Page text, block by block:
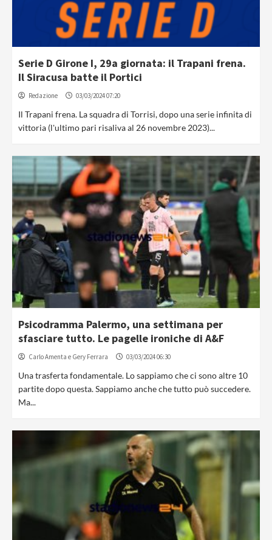
Serie D Girone I, 29a giornata: il Trapani frena.
Il Siracusa batte il Portici
Redazione 03/03/2024 07:20
Il Trapani frena. La squadra di Torrisi, dopo una serie infinita di
vittoria (l'ultimo pari risaliva al 26 novembre 2023)...
Psicodramma Palermo, una settimana per
sfasciare tutto. Le pagelle ironiche di A&F
Carlo Amenta e Gery Ferrara 03/03/2024 06:30
Una trasferta fondamentale. Lo sappiamo che ci sono altre 10
partite dopo questa. Sappiamo anche che tutto può succedere.
Ma...